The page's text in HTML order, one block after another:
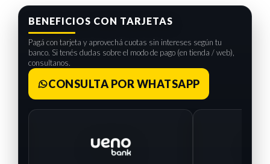
BENEFICIOS CON TARJETAS
Pagá con tarjeta y aprovechá cuotas sin intereses según tu
banco. Si tenés dudas sobre el modo de pago (en tienda / web),
consultanos.
CONSULTA POR WHATSAPP